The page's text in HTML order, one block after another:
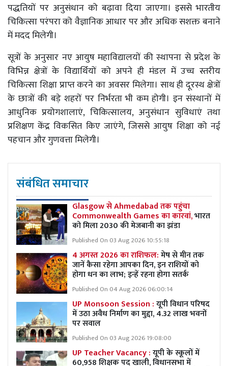
पद्धतियों पर अनुसंधान को बढ़ावा दिया जाएगा। इससे भारतीय
चिकित्सा परंपरा को वैज्ञानिक आधार पर और अधिक सशक्त बनाने
में मदद मिलेगी।
सूत्रों के अनुसार नए आयुष महाविद्यालयों की स्थापना से प्रदेश के
विभिन्न क्षेत्रों के विद्यार्थियों को अपने ही मंडल में उच्च स्तरीय
चिकित्सा शिक्षा प्राप्त करने का अवसर मिलेगा। साथ ही दूरस्थ क्षेत्रों
के छात्रों की बड़े शहरों पर निर्भरता भी कम होगी। इन संस्थानों में
आधुनिक प्रयोगशालाएं, चिकित्सालय, अनुसंधान सुविधाएं तथा
प्रशिक्षण केंद्र विकसित किए जाएंगे, जिससे आयुष शिक्षा को नई
पहचान और गुणवत्ता मिलेगी।
संबंधित समाचार
Glasgow से Ahmedabad तक पहुंचा
Commonwealth Games का कारवां,भारत
को मिला 2030 की मेजबानी का झंडा
Published On 03 Aug 2026 10:55:18
4 अगस्त 2026 का राशिफल:मेष से मीन तक
जानें कैसा रहेगा आपका दिन, इन राशियों को
होगा धन का लाभ; इन्हें रहना होगा सतर्क
Published On 04 Aug 2026 06:00:14
UP Monsoon Session :यूपी विधान परिषद
में उठा अवैध निर्माण का मुद्दा, 4.32 लाख भवनों
पर सवाल
Published On 03 Aug 2026 19:08:00
UP Teacher Vacancy :यूपी के स्कूलों में
60,958 शिक्षक पद खाली, विधानसभा में